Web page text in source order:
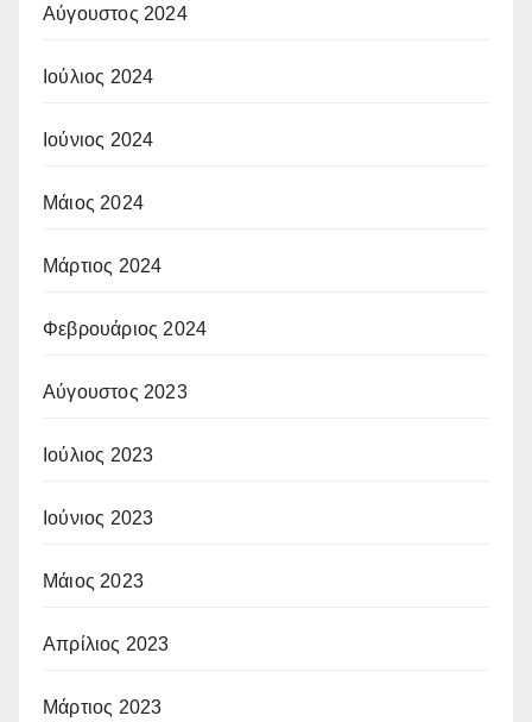
Αύγουστος 2024
Ιούλιος 2024
Ιούνιος 2024
Μάιος 2024
Μάρτιος 2024
Φεβρουάριος 2024
Αύγουστος 2023
Ιούλιος 2023
Ιούνιος 2023
Μάιος 2023
Απρίλιος 2023
Μάρτιος 2023